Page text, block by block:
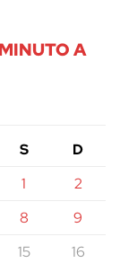
A
S
D
1
2
8
9
15 16